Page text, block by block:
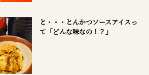
と・・・とんかつソースアイスっ
て「どんな味なの！？」